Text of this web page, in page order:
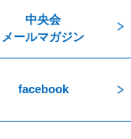
中央会
メールマガジン
facebook